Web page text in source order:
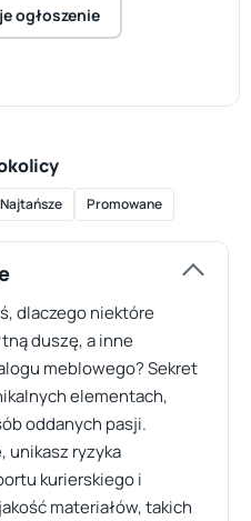
ogłoszenie
Najtańsze Promowane
dlaczego niektóre
duszę, a inne
meblowego? Sekret
elementach,
oddanych pasji.
unikasz ryzyka
kurierskiego i
materiałów, takich